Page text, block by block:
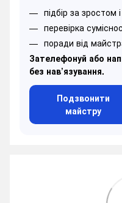
підбір за зростом
перевірка
поради від
Зателефонуй або
без нав’язування.
Подзвонити
майстру